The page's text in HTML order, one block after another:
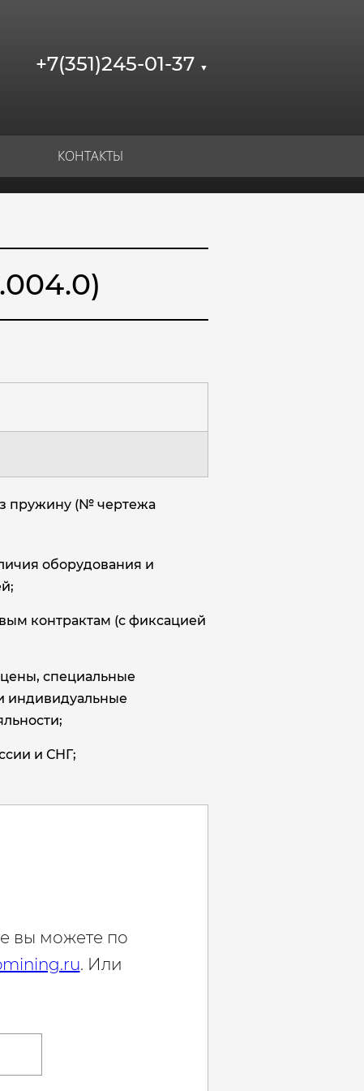
+7(351)245-01-37 ▼
КОНТАКТЫ
пружину (№ чертежа
оборудования и
контрактам (с фиксацией
специальные
индивидуальные
и СНГ;
вы можете по
. Или